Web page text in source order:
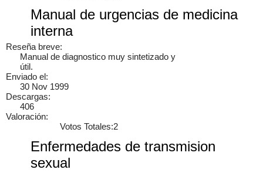
Manual de urgencias de medicina
interna
Reseña breve:
Manual de diagnostico muy sintetizado y
útil.
Enviado el:
30 Nov 1999
Descargas:
406
Valoración:
Votos Totales:2
Enfermedades de transmision
sexual